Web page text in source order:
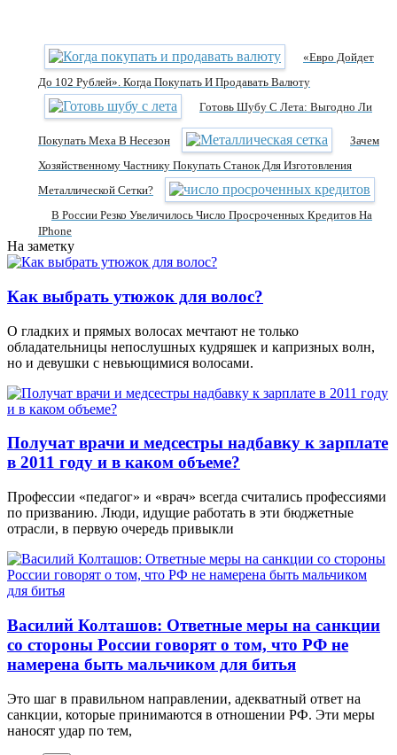
«Евро Дойдет
До 102 Рублей». Когда Покупать И Продавать Валюту
Готовь Шубу С Лета: Выгодно Ли
Покупать Меха В Несезон
Зачем
Хозяйственному Частнику Покупать Станок Для Изготовления
Металлической Сетки?
В России Резко Увеличилось Число Просроченных Кредитов На
IPhone
На заметку
Как выбрать утюжок для волос?
О гладких и прямых волосах мечтают не только
обладательницы непослушных кудряшек и капризных волн,
но и девушки с невьющимися волосами.
Получат врачи и медсестры надбавку к зарплате
в 2011 году и в каком объеме?
Профессии «педагог» и «врач» всегда считались профессиями
по призванию. Люди, идущие работать в эти бюджетные
отрасли, в первую очередь привыкли
Василий Колташов: Ответные меры на санкции
со стороны России говорят о том, что РФ не
намерена быть мальчиком для битья
Это шаг в правильном направлении, адекватный ответ на
санкции, которые принимаются в отношении РФ. Эти меры
наносят удар по тем,